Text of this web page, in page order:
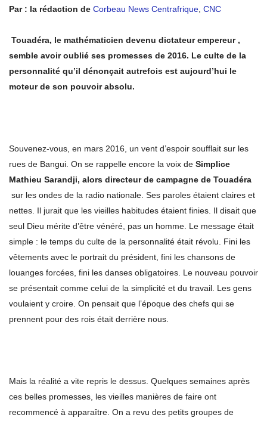
Par : la rédaction de Corbeau News Centrafrique, CNC
Touadéra, le mathématicien devenu dictateur empereur ,
semble avoir oublié ses promesses de 2016. Le culte de la
personnalité qu’il dénonçait autrefois est aujourd’hui le
moteur de son pouvoir absolu.
Souvenez-vous, en mars 2016, un vent d’espoir soufflait sur les
rues de Bangui. On se rappelle encore la voix de Simplice
Mathieu Sarandji, alors directeur de campagne de Touadéra
sur les ondes de la radio nationale. Ses paroles étaient claires et
nettes. Il jurait que les vieilles habitudes étaient finies. Il disait que
seul Dieu mérite d’être vénéré, pas un homme. Le message était
simple : le temps du culte de la personnalité était révolu. Fini les
vêtements avec le portrait du président, fini les chansons de
louanges forcées, fini les danses obligatoires. Le nouveau pouvoir
se présentait comme celui de la simplicité et du travail. Les gens
voulaient y croire. On pensait que l’époque des chefs qui se
prennent pour des rois était derrière nous.
Mais la réalité a vite repris le dessus. Quelques semaines après
ces belles promesses, les vieilles manières de faire ont
recommencé à apparaître. On a revu des petits groupes de